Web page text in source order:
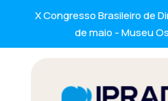
X Congresso Brasileiro de
de maio - Museu